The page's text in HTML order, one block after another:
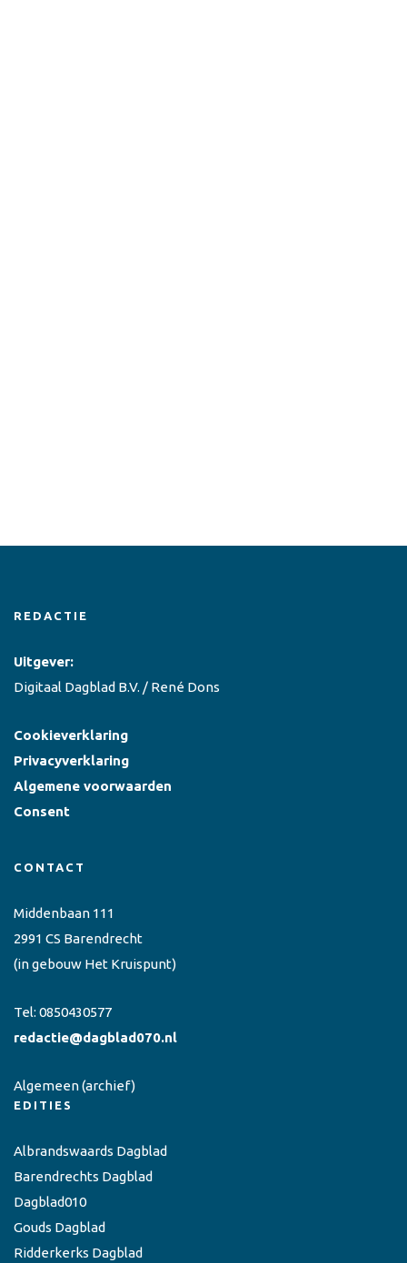
REDACTIE
Uitgever:
Digitaal Dagblad B.V. / René Dons
Cookieverklaring
Privacyverklaring
Algemene voorwaarden
Consent
CONTACT
Middenbaan 111
2991 CS Barendrecht
(in gebouw Het Kruispunt)
Tel: 0850430577
redactie@dagblad070.nl
Algemeen(archief)
EDITIES
Albrandswaards Dagblad
Barendrechts Dagblad
Dagblad010
Gouds Dagblad
Ridderkerks Dagblad